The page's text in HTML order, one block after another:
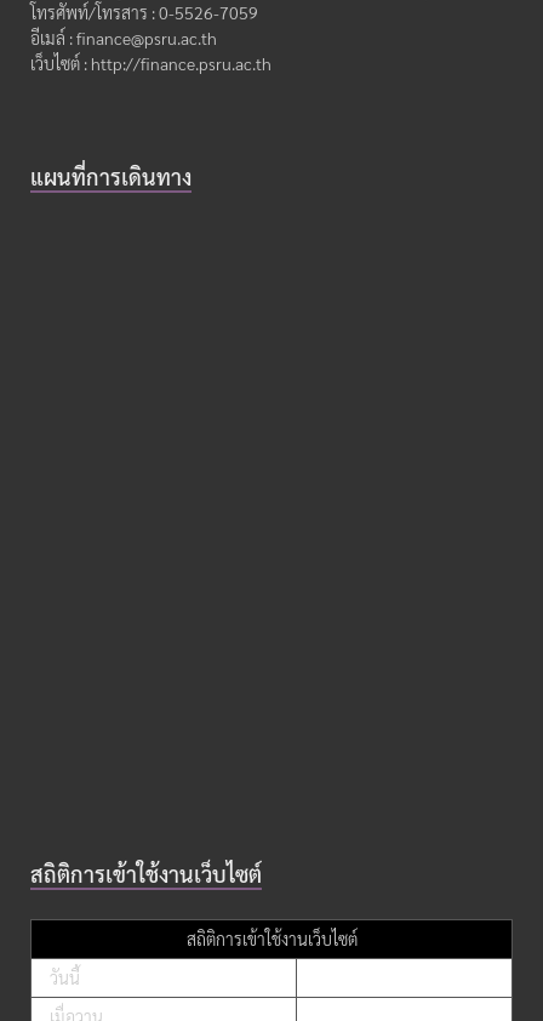
โทรศัพท์/โทรสาร : 0-5526-7059
อีเมล์ : finance@psru.ac.th
เว็บไซต์ : http://finance.psru.ac.th
แผนที่การเดินทาง
สถิติการเข้าใช้งานเว็บไซต์
สถิติการเข้าใช้งานเว็บไซต์
วันนี้
เมื่อวาน